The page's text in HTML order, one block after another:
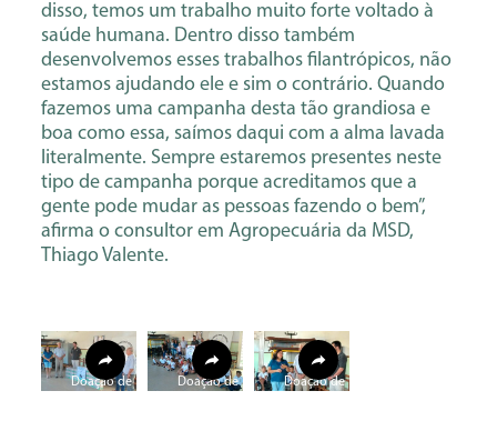
disso, temos um trabalho muito forte voltado à
saúde humana. Dentro disso também
desenvolvemos esses trabalhos filantrópicos, não
estamos ajudando ele e sim o contrário. Quando
fazemos uma campanha desta tão grandiosa e
boa como essa, saímos daqui com a alma lavada
literalmente. Sempre estaremos presentes neste
tipo de campanha porque acreditamos que a
gente pode mudar as pessoas fazendo o bem”,
afirma o consultor em Agropecuária da MSD,
Thiago Valente.
Doação de
Doação de
Doação de